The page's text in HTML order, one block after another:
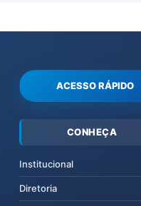
ACESSO RÁPIDO
CONHEÇA
Institucional
Diretoria